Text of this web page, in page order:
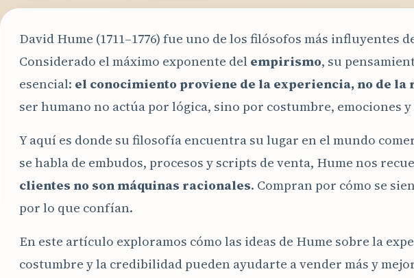
David Hume (1711–1776) fue uno de los filósofos más influyentes
Considerado el máximo exponente del empirismo, su
esencial: el conocimiento proviene de la experiencia, no de la
ser humano no actúa por lógica, sino por costumbre, emociones
Y aquí es donde su filosofía encuentra su lugar en el mundo
se habla de embudos, procesos y scripts de venta, Hume nos
clientes no son máquinas racionales. Compran por cómo se
por lo que confían.
En este artículo exploramos cómo las ideas de Hume sobre la
costumbre y la credibilidad pueden ayudarte a vender más y